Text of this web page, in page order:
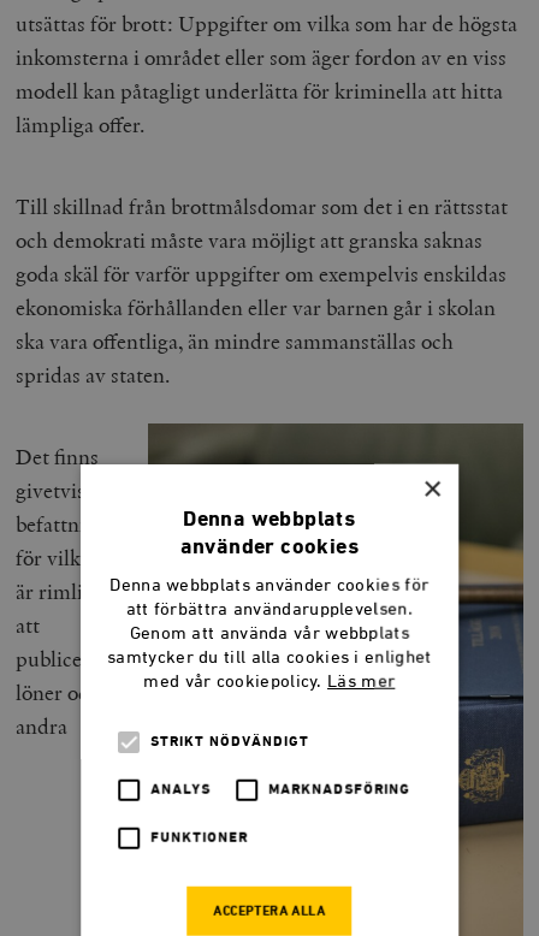
utsättas för brott: Uppgifter om vilka som har de högsta
inkomsterna i området eller som äger fordon av en viss
modell kan påtagligt underlätta för kriminella att hitta
lämpliga offer.
Till skillnad från brottmålsdomar som det i en rättsstat
och demokrati måste vara möjligt att granska saknas
goda skäl för varför uppgifter om exempelvis enskildas
ekonomiska förhållanden eller var barnen går i skolan
ska vara offentliga, än mindre sammanställas och
spridas av staten.
Det finns
givetvis
befattningar
för vilka det
är rimligt
att
publicera
löner och
andra
×
Denna webbplats
använder cookies
Denna webbplats använder cookies för
att förbättra användarupplevelsen.
Genom att använda vår webbplats
samtycker du till alla cookies i enlighet
med vår cookiepolicy. Läs mer
STRIKT NÖDVÄNDIGT
ANALYS MARKNADSFÖRING
FUNKTIONER
ACCEPTERA ALLA